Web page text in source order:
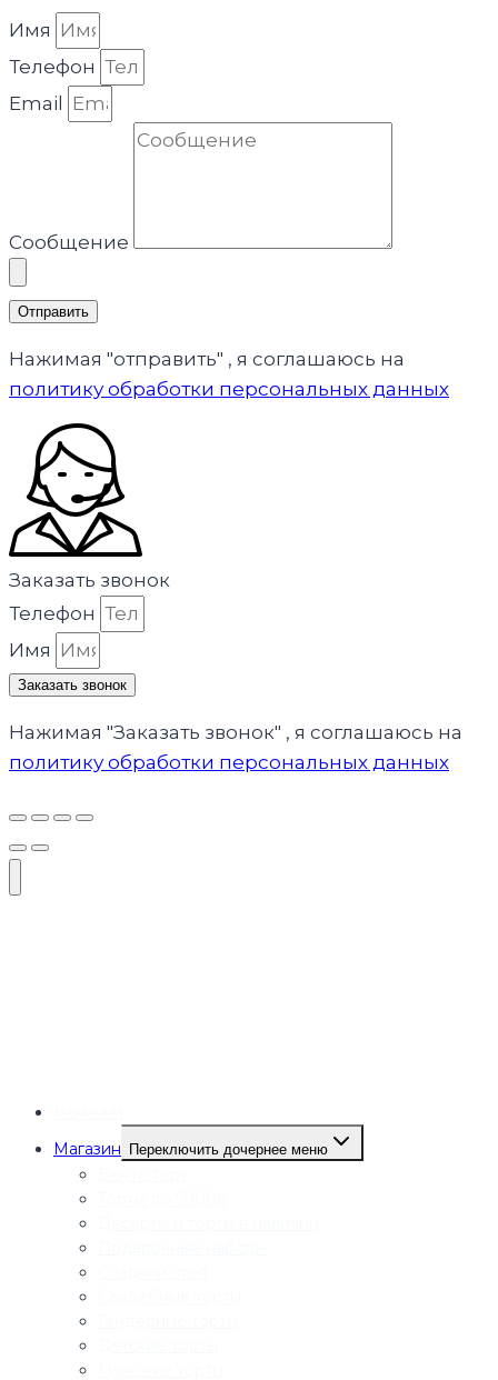
Имя
Телефон
Email
Сообщение
Отправить
Нажимая "отправить" , я соглашаюсь на
политику обработки персональных данных
Заказать звонок
Телефон
Имя
Заказать звонок
Нажимая "Заказать звонок" , я соглашаюсь на
политику обработки персональных данных
Магазин
Переключить дочернее меню